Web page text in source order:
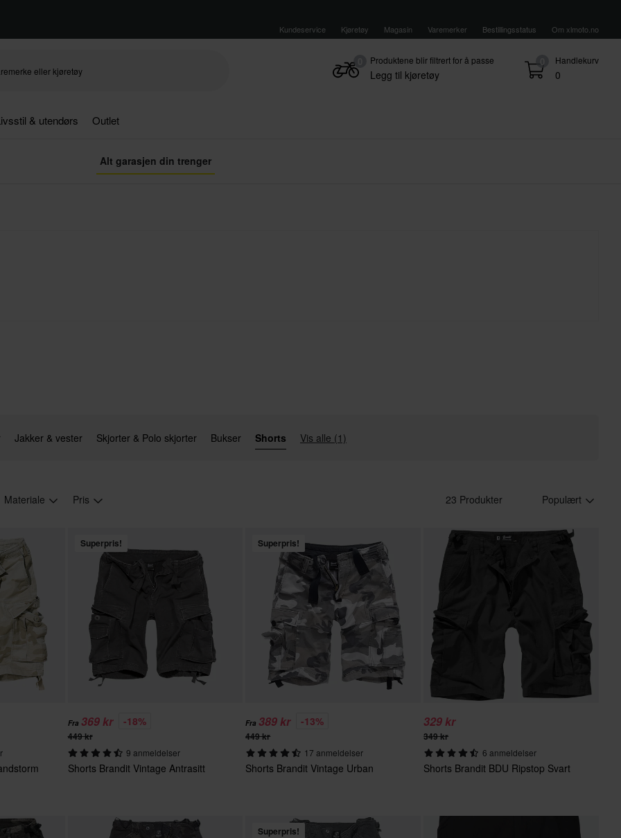
Kundeservice Kjøretøy Magasin Varemerker Bestillingsstatus Om xlmoto.no
0 Handlekurv
0
Produktene blir filtrert for å passe
Legg til kjøretøy
& utendørs Outlet
Alt garasjen din trenger
Jakker & vester Skjorter & Polo skjorter Bukser Shorts Vis alle (1)
Materiale Pris 23 Produkter Populært
Superpris!
Fra 369 kr -18%
449 kr
9 anmeldelser
Shorts Brandit Vintage Antrasitt
Superpris!
Fra 389 kr -13%
449 kr
17 anmeldelser
Shorts Brandit Vintage Urban
329 kr
349 kr
6 anmeldelser
Shorts Brandit BDU Ripstop Svart
Superpris!